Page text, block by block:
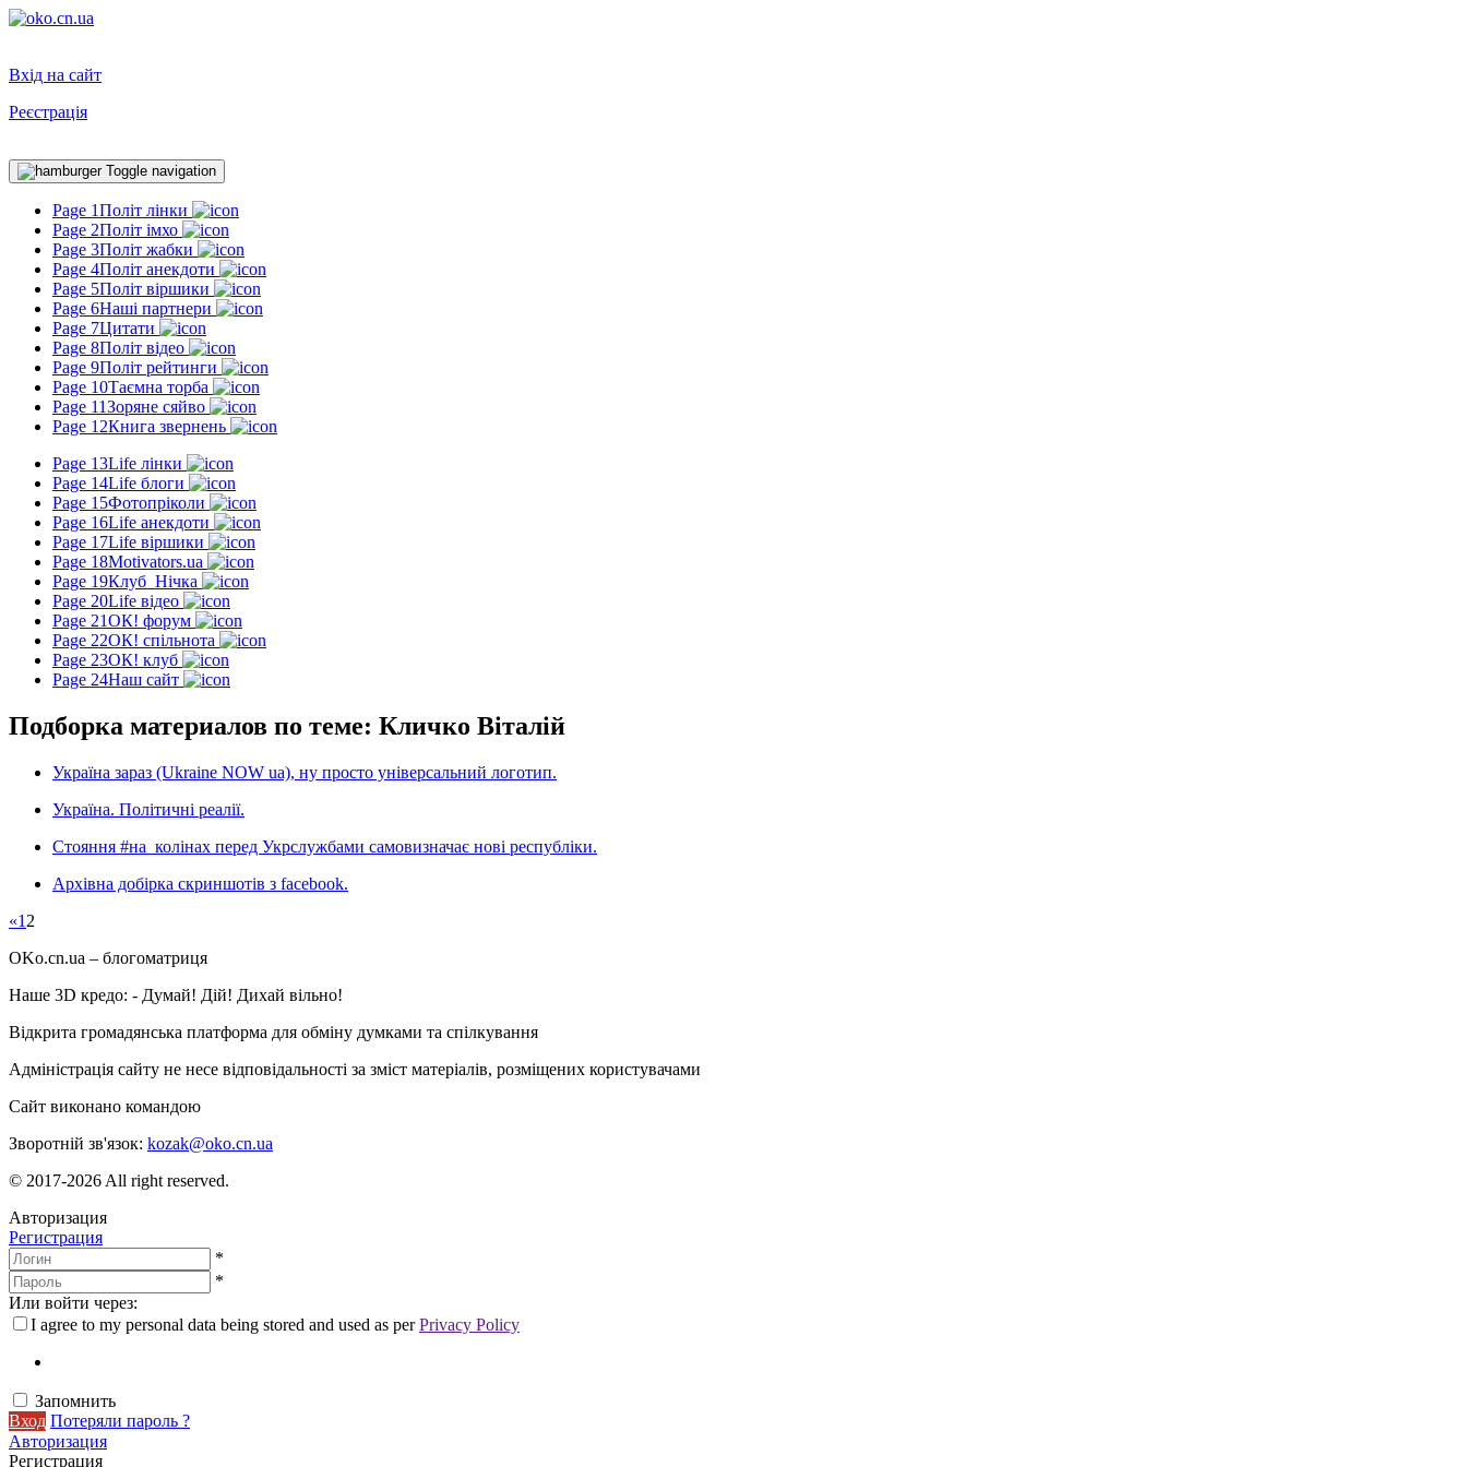
Вхід на сайт
Реєстрація
Toggle navigation
Page 1Політ лінки
Page 2Політ імхо
Page 3Політ жабки
Page 4Політ анекдоти
Page 5Політ віршики
Page 6Наші партнери
Page 7Цитати
Page 8Політ відео
Page 9Політ рейтинги
Page 10Таємна торба
Page 11Зоряне сяйво
Page 12Книга звернень
Page 13Life лінки
Page 14Life блоги
Page 15Фотопріколи
Page 16Life анекдоти
Page 17Life віршики
Page 18Motivators.ua
Page 19Клуб_Нічка
Page 20Life відео
Page 21ОК! форум
Page 22ОК! спільнота
Page 23ОК! клуб
Page 24Наш сайт
Подборка материалов по теме: Кличко Віталій
Україна зараз (Ukraine NOW ua), ну просто універсальний логотип.
Україна. Політичні реалії.
Стояння #на_колінах перед Укрслужбами самовизначає нові республіки.
Архівна добірка скриншотів з facebook.
«1 2
OKo.cn.ua – блогоматриця
Наше 3D кредо: - Думай! Дій! Дихай вільно!
Відкрита громадянська платформа для обміну думками та спілкування
Адміністрація сайту не несе відповідальності за зміст матеріалів, розміщених користувачами
Сайт виконано командою
Зворотній зв'язок: kozak@oko.cn.ua
© 2017-2026 All right reserved.
Авторизация
Регистрация
*
*
Или войти через:
I agree to my personal data being stored and used as perPrivacy Policy
Запомнить
Вход Потеряли пароль ?
Авторизация
Регистрация